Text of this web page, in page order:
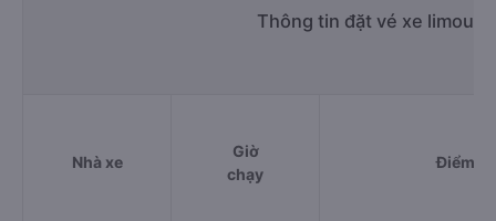
Thông tin đặt vé xe
Nhà xe
Giờ
chạy
Điểm đi